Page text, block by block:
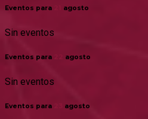
Eventos para agosto
Sin eventos
Eventos para agosto
Sin eventos
Eventos para agosto